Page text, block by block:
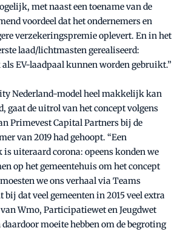
met naast een toename van de
voordeel dat het ondernemers en
verzekeringspremie oplevert. En in het
laad/lichtmasten gerealiseerd:
EV-laadpaal kunnen worden gebruikt.”
Nederland-model heel makkelijk kan
gaat de uitrol van het concept volgens
Primevest Capital Partners bij de
van 2019 had gehoopt. “Een
uiteraard corona: opeens konden we
op het gemeentehuis om het concept
we ons verhaal via Teams
dat veel gemeenten in 2015 veel extra
Wmo, Participatiewet en Jeugdwet
daardoor moeite hebben om de begroting